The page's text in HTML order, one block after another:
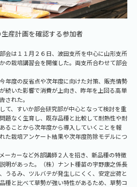
産計画を確認する参加者
会は１１月２６日、波田支所を中心に山形支所
の栽培講習会を開催した。両支所合わせて部会
年度の反省点や次年度に向けた対策、販売情勢
続いた影響で消費が上向き、昨年を上回る高単
された。
て、すいか部会研究部が中心となって検討を重
題なく生育し、既存品種と比較して耐熱性や耐
ることから次年度から導入していくことを報
た栽培アンケート結果や次年度防除モデルにつ
ーカーなど外部講師２人を招き、新品種の特徴
明があった。（株）ナント種苗の宇野康之係長
うるみ、ツルバテが発生しにくく、安定出荷と
種と比べて草勢が強い特性があるため、草勢コ